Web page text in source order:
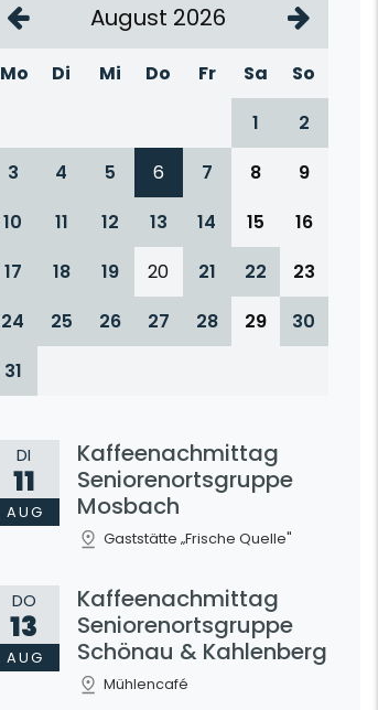
August 2026
Mo Di Mi Do Fr Sa
So
1
2
3
4 5 6 7 8
9
10
11 12 13 14 15
16
17
18 19 20 21 22
23
24
25 26 27 28 29
30
31
DI
11
AUG
Kaffeenachmittag
Seniorenortsgruppe
Mosbach
Gaststätte „Frische Quelle"
DO
13
AUG
Kaffeenachmittag
Seniorenortsgruppe
Schönau & Kahlenberg
Mühlencafé